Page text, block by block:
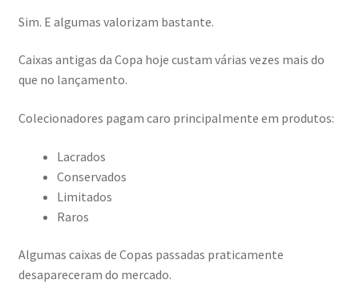
Sim. E algumas valorizam bastante.
Caixas antigas da Copa hoje custam várias vezes mais do
que no lançamento.
Colecionadores pagam caro principalmente em produtos:
Lacrados
Conservados
Limitados
Raros
Algumas caixas de Copas passadas praticamente
desapareceram do mercado.